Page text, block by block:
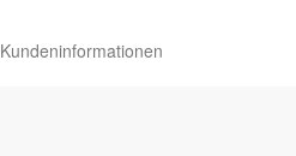
Kundeninformationen